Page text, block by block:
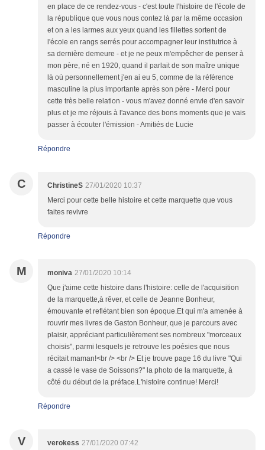
en place de ce rendez-vous - c'est toute l'histoire de l'école de
la république que vous nous contez là par la même occasion
et on a les larmes aux yeux quand les fillettes sortent de
l'école en rangs serrés pour accompagner leur institutrice à
sa dernière demeure - et je ne peux m'empêcher de penser à
mon père, né en 1920, quand il parlait de son maître unique
là où personnellement j'en ai eu 5, comme de la référence
masculine la plus importante après son père - Merci pour
cette très belle relation - vous m'avez donné envie d'en savoir
plus et je me réjouis à l'avance des bons moments que je vais
passer à écouter l'émission - Amitiés de Lucie
Répondre
C ChristineS 27/01/2020 10:37
Merci pour cette belle histoire et cette marquette que vous
faites revivre
Répondre
M moniva 27/01/2020 10:14
Que j'aime cette histoire dans l'histoire: celle de l'acquisition
de la marquette,à rêver, et celle de Jeanne Bonheur,
émouvante et reflétant bien son époque.Et qui m'a amenée à
rouvrir mes livres de Gaston Bonheur, que je parcours avec
plaisir, appréciant particulièrement ses nombreux "morceaux
choisis", parmi lesquels je retrouve les poésies que nous
récitait maman!<br /> <br /> Et je trouve page 16 du livre "Qui
a cassé le vase de Soissons?" la photo de la marquette, à
côté du début de la préface.L'histoire continue! Merci!
Répondre
V verokess 27/01/2020 07:42